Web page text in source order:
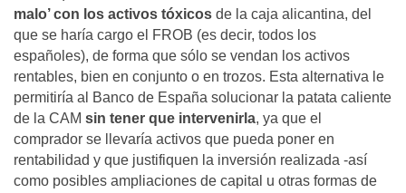
malo’ con los activos tóxicos de la caja alicantina, del
que se haría cargo el FROB (es decir, todos los
españoles), de forma que sólo se vendan los activos
rentables, bien en conjunto o en trozos. Esta alternativa le
permitiría al Banco de España solucionar la patata caliente
de la CAM sin tener que intervenirla, ya que el
comprador se llevaría activos que pueda poner en
rentabilidad y que justifiquen la inversión realizada -así
como posibles ampliaciones de capital u otras formas de